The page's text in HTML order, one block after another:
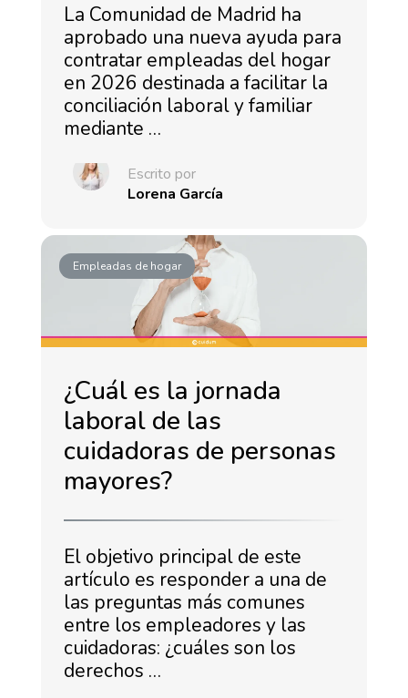
La Comunidad de Madrid ha
aprobado una nueva ayuda para
contratar empleadas del hogar
en 2026 destinada a facilitar la
conciliación laboral y familiar
mediante …
Escrito por
Lorena García
Empleadas de hogar
¿Cuál es la jornada
laboral de las
cuidadoras de personas
mayores?
El objetivo principal de este
artículo es responder a una de
las preguntas más comunes
entre los empleadores y las
cuidadoras: ¿cuáles son los
derechos …